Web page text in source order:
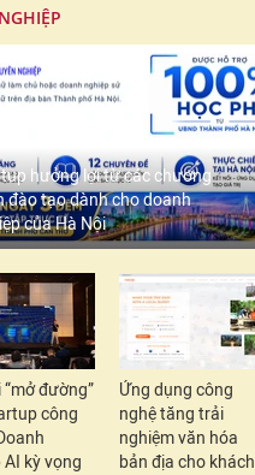
hưởng lợi từ các chương
đào tạo dành cho doanh
của Hà Nội
“mở đường”
công
AI kỳ vọng
Ứng dụng công
nghệ tăng trải
nghiệm văn hóa
bản địa cho khách